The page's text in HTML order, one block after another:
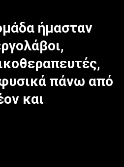
ήμασταν
πάνω από
και